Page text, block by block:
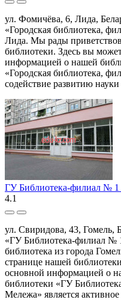
ул. Фомичёва, 6, Лида,
«Городская библиотека,
Лида. Мы рады
библиотеки. Здесь вы
информацией о нашей
«Городская библиотека,
содействие развитию науки
ГУ Библиотека-филиал №
4.1
ул. Свиридова, 43, Гомель,
«ГУ Библиотека-филиал
библиотека из города
странице нашей
основной информацией о
библиотеки «ГУ
Мележа» является активное